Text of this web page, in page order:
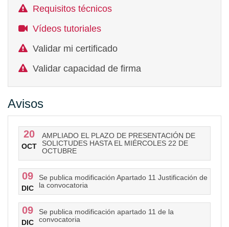
Requisitos técnicos
Vídeos tutoriales
Validar mi certificado
Validar capacidad de firma
Avisos
20
OCT
AMPLIADO EL PLAZO DE PRESENTACIÓN DE
SOLICTUDES HASTA EL MIÉRCOLES 22 DE
OCTUBRE
09
DIC
Se publica modificación Apartado 11 Justificación de
la convocatoria
09
DIC
Se publica modificación apartado 11 de la
convocatoria